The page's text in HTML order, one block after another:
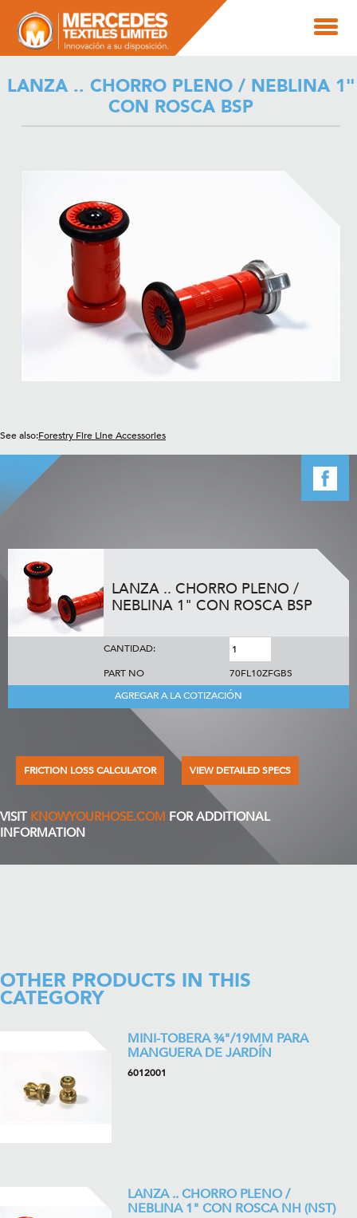
LANZA .. CHORRO PLENO / NEBLINA 1"
CON ROSCA BSP
See also:Forestry Fire Line Accessories
LANZA .. CHORRO PLENO /
NEBLINA 1" CON ROSCA BSP
CANTIDAD:
PART NO
70FL10ZFGBS
AGREGAR A LA COTIZACIÓN
FRICTION LOSS CALCULATOR VIEW DETAILED SPECS
VISIT KNOWYOURHOSE.COM FOR ADDITIONAL
INFORMATION
OTHER PRODUCTS IN THIS
CATEGORY
MINI-TOBERA ¾"/19MM PARA
MANGUERA DE JARDÍN
6012001
LANZA .. CHORRO PLENO /
NEBLINA 1" CON ROSCA NH (NST)